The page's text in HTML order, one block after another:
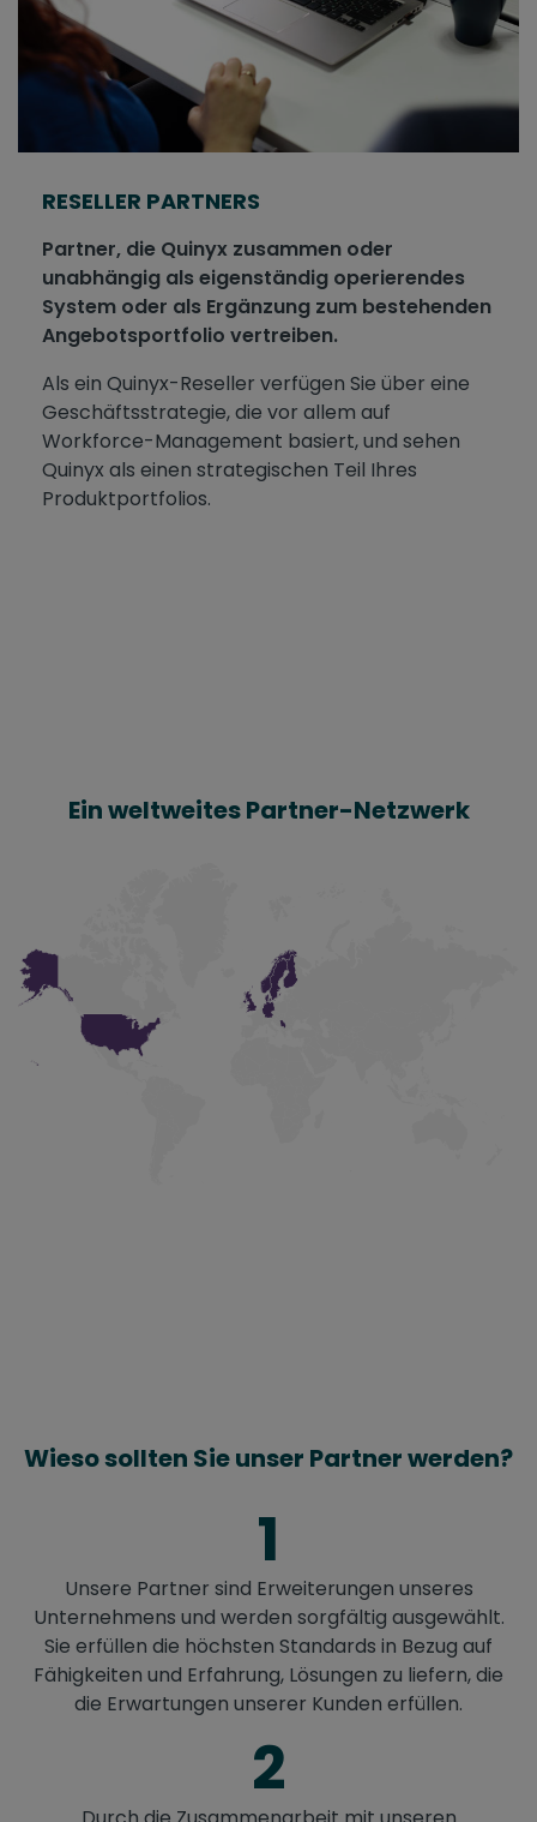
RESELLER PARTNERS
Partner, die Quinyx zusammen oder
unabhängig als eigenständig operierendes
System oder als Ergänzung zum bestehenden
Angebotsportfolio vertreiben.
Als ein Quinyx-Reseller verfügen Sie über eine
Geschäftsstrategie, die vor allem auf
Workforce-Management basiert, und sehen
Quinyx als einen strategischen Teil Ihres
Produktportfolios.
Ein weltweites Partner-Netzwerk
Wieso sollten Sie unser Partner werden?
1
Unsere Partner sind Erweiterungen unseres
Unternehmens und werden sorgfältig ausgewählt.
Sie erfüllen die höchsten Standards in Bezug auf
Fähigkeiten und Erfahrung, Lösungen zu liefern, die
die Erwartungen unserer Kunden erfüllen.
2